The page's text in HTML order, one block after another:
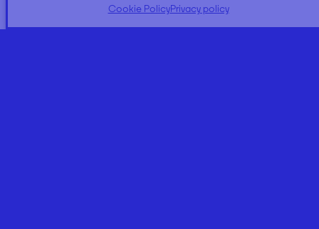
Cookie PolicyPrivacy policy